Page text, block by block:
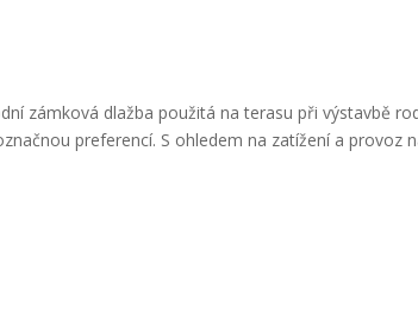
zámková dlažba použitá na terasu při výstavbě
preferencí. S ohledem na zatížení a provoz